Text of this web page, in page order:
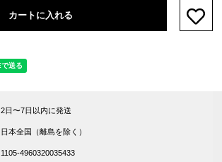
カートに入れる
2日〜7日以内に発送
日本全国（離島を除く）
1105-4960320035433